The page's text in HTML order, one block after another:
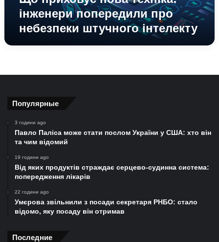
інженери попередили про
небезпеки штучного інтелекту
Популярные
3 години ago
Павло Паліса може стати послом України у США: хто він
та чим відомий
19 години ago
Від яких продуктів страждає серцево-судинна система:
попередження лікарів
22 години ago
Умєрова звільнили з посади секретаря РНБО: стало
відомо, яку посаду він отримав
Последние